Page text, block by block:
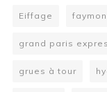
Eiffage
grand paris
grues à tour